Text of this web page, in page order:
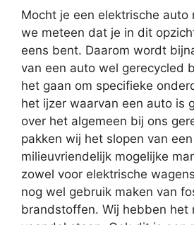
Mocht je een elektrische auto
we meteen dat je in dit
eens bent. Daarom wordt
van een auto wel gerecycled
het gaan om specifieke
het ijzer waarvan een auto is
over het algemeen bij ons
pakken wij het slopen van
milieuvriendelijk mogelijke
zowel voor elektrische
nog wel gebruik maken van
brandstoffen. Wij hebben het